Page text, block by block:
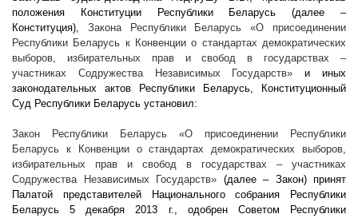
положения Конституции Республики Беларусь (далее –
Конституция), Закона Республики Беларусь«О присоединении
Республики Беларусь к Конвенции о стандартах демократических
выборов, избирательных прав и свобод в государствах –
участниках Содружества Независимых Государств»и иных
законодательных актов Республики Беларусь, Конституционный
Суд Республики Беларусь установил:
Закон Республики Беларусь «О присоединении Республики
Беларусь к Конвенции о стандартах демократических выборов,
избирательных прав и свобод в государствах – участниках
Содружества Независимых Государств» (далее – Закон) принят
Палатой представителей Национального собрания Республики
Беларусь 5 декабря2013 г., одобрен Советом Республики